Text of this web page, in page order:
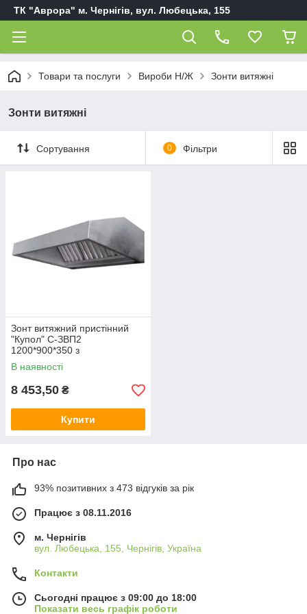
ТК "Аврора" м. Чернігів, вул. Любецька, 155
Товари та послуги Вироби Н/Ж Зонти витяжні
Зонти витяжні
Сортування 0 Фільтри
Зонт витяжний пристінний
"Купол" С-ЗВП2
1200*900*350 з
жироулавлювачами,
Арт.65591
В наявності
8 453,50 ₴
Купити
Про нас
93% позитивних з 473 відгуків за рік
Працює з 08.11.2016
м. Чернігів
вул. Любецька, 155, Чернігів, Україна
Контакти
Сьогодні працює з 09:00 до 18:00
Показати весь графік роботи